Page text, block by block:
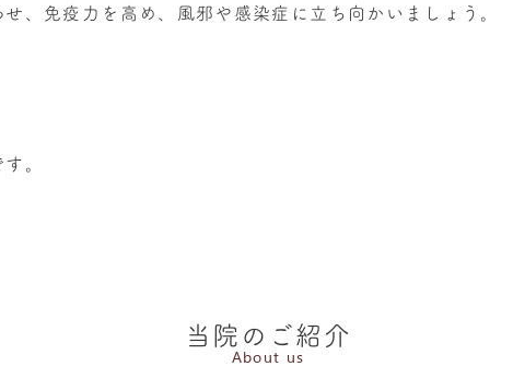
、免疫力を高め、風邪や感染症に立ち向かいましょう。
。
当院のご紹介
About us